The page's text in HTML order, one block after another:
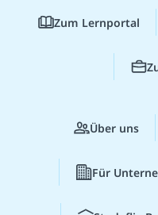
Zum Lernportal
Über uns
Für